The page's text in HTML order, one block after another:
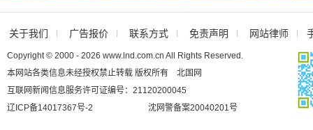
关于我们 广告报价 联系方式 免责声明 网站律师
Copyright © 2000 - 2026 www.lnd.com.cn All Rights Reserved.
本网站各类信息未经授权禁止转载 版权所有 北国网
互联网新闻信息服务许可证编号：21120200045
辽ICP备14017367号-2
沈网警备案20040201号